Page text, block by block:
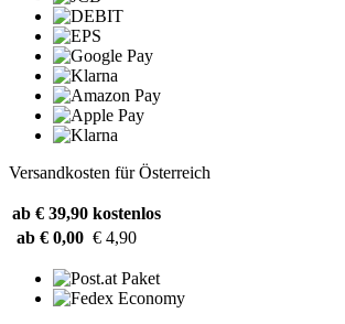
Versandkosten für Österreich
ab € 39,90 kostenlos
ab € 0,00 € 4,90